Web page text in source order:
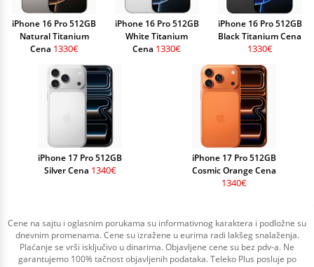
iPhone 16 Pro 512GB
Natural Titanium
Cena 1330€
iPhone 16 Pro 512GB
White Titanium
Cena 1330€
iPhone 16 Pro 512GB
Black Titanium Cena
1330€
iPhone 17 Pro 512GB
Silver Cena 1340€
iPhone 17 Pro 512GB
Cosmic Orange Cena
1340€
Cene na sajtu i oglasnim porukama su informativnog karaktera i podložne su
dnevnim promenama. Cene su izražene u eurima radi lakšeg snalaženja.
Plaćanje se vrši isključivo u dinarima. Objavljene cene su bez pdv-a. Ne
garantujemo 100% tačnost objavljenih podataka. Teleko Plus posluje po